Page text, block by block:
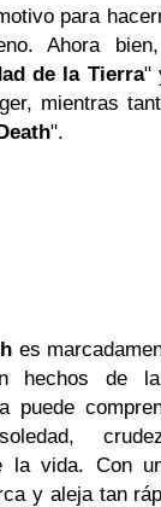
para
Ahora
de la Tierra"
mientras
".
es
hechos de
puede
la vida. Con
y aleja tan